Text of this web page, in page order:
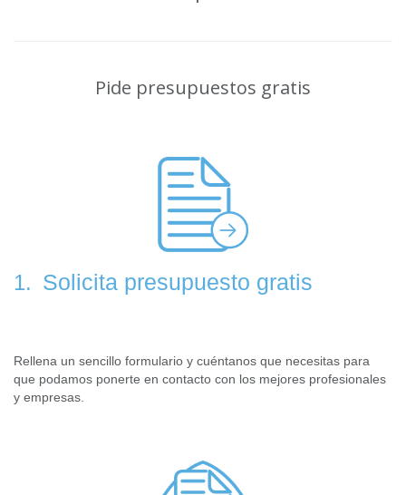
Pide presupuestos gratis
1. Solicita presupuesto gratis
Rellena un sencillo formulario y cuéntanos que necesitas para
que podamos ponerte en contacto con los mejores profesionales
y empresas.